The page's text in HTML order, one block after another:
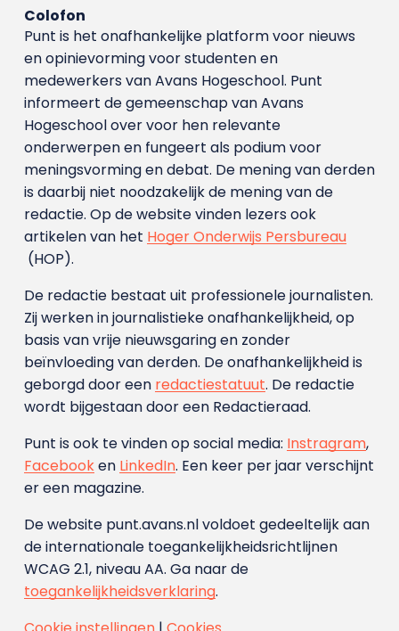
Colofon
Punt is het onafhankelijke platform voor nieuws
en opinievorming voor studenten en
medewerkers van Avans Hoge­school. Punt
informeert de gemeenschap van Avans
Hogeschool over voor hen relevante
onderwerpen en fungeert als podium voor
meningsvorming en debat. De mening van derden
is daarbij niet noodzakelijk de mening van de
redactie. Op de website vinden lezers ook
artikelen van het Hoger Onderwijs Persbureau
(HOP).
De redactie bestaat uit professionele journalisten.
Zij werken in journalistieke onafhankelijkheid, op
basis van vrije nieuwsgaring en zonder
beïnvloeding van derden. De onafhankelijkheid is
geborgd door een redactiestatuut. De redactie
wordt bijgestaan door een Redactieraad.
Punt is ook te vinden op social media: Instragram,
Facebooken LinkedIn. Een keer per jaar verschijnt
er een magazine.
De website punt.avans.nl voldoet gedeeltelijk aan
de internationale toegankelijkheidsrichtlijnen
WCAG 2.1, niveau AA. Ga naar de
toegankelijkheidsverklaring.